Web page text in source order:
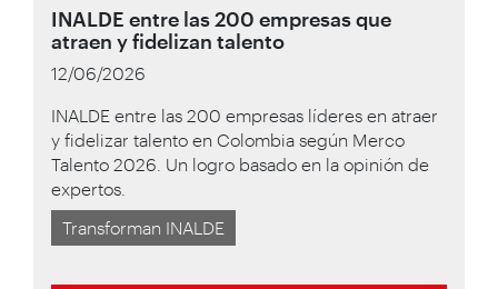
INALDE entre las 200 empresas que
atraen y fidelizan talento
12/06/2026
INALDE entre las 200 empresas líderes en atraer
y fidelizar talento en Colombia según Merco
Talento 2026. Un logro basado en la opinión de
expertos.
Transforman INALDE